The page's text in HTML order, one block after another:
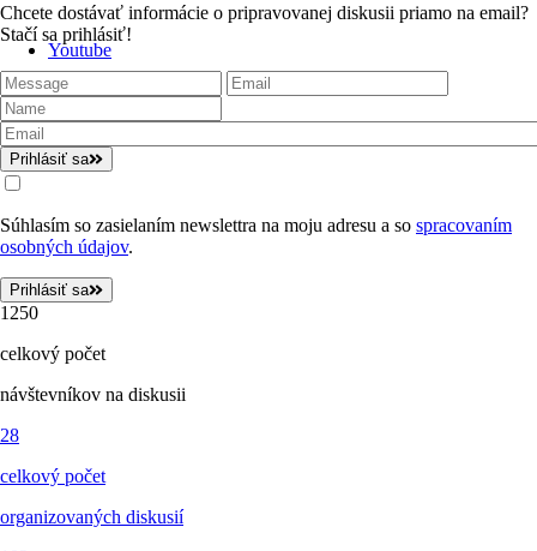
Youtube
Chcete dostávať informácie o pripravovanej diskusii priamo na email?
Stačí sa prihlásiť!
Prihlásiť sa
Súhlasím so zasielaním newslettra na moju adresu a so spracovaním
osobných údajov.
Prihlásiť sa
1250
celkový počet
návštevníkov na diskusii
28
celkový počet
organizovaných diskusií